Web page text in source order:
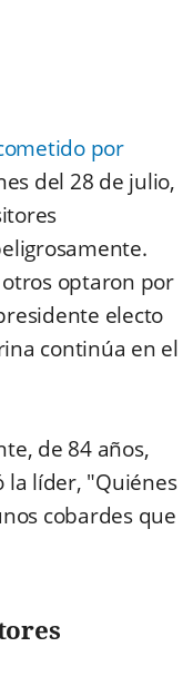
por
del 28 de julio,
optaron por
electo
continúa en el
de 84 años,
la líder, "Quiénes
cobardes que